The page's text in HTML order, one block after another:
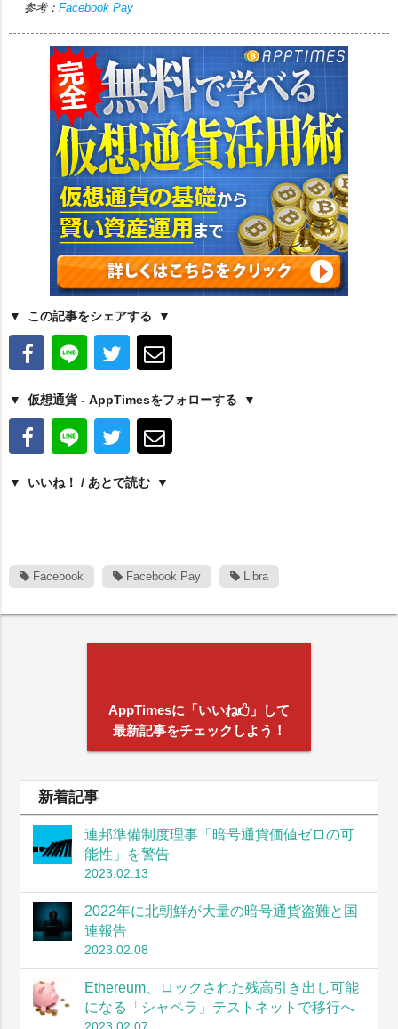
参考： Facebook Pay
この記事をシェアする
仮想通貨 - AppTimesをフォローする
いいね！ / あとで読む
Facebook Facebook Pay Libra
AppTimesに「いいね
」して
最新記事をチェックしよう！
新着記事
連邦準備制度理事「暗号通貨価値ゼロの可
能性」を警告
2023.02.13
2022年に北朝鮮が大量の暗号通貨盗難と国
連報告
2023.02.08
Ethereum、ロックされた残高引き出し可能
になる「シャペラ」テストネットで移行へ